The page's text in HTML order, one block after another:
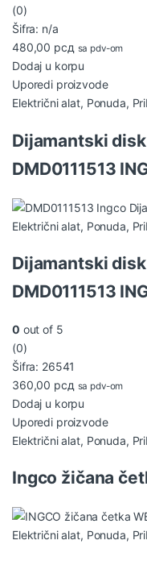
(0)
Šifra: n/a
480,00 рсд sa pdv-om
Dodaj u korpu
Uporedi proizvode
Električni alat, Ponuda,
Dijamantski
DMD0111513
Električni alat, Ponuda,
Dijamantski
DMD0111513
0 out of 5
(0)
Šifra: 26541
360,00 рсд sa pdv-om
Dodaj u korpu
Uporedi proizvode
Električni alat, Ponuda,
Ingco žičana
Električni alat, Ponuda,